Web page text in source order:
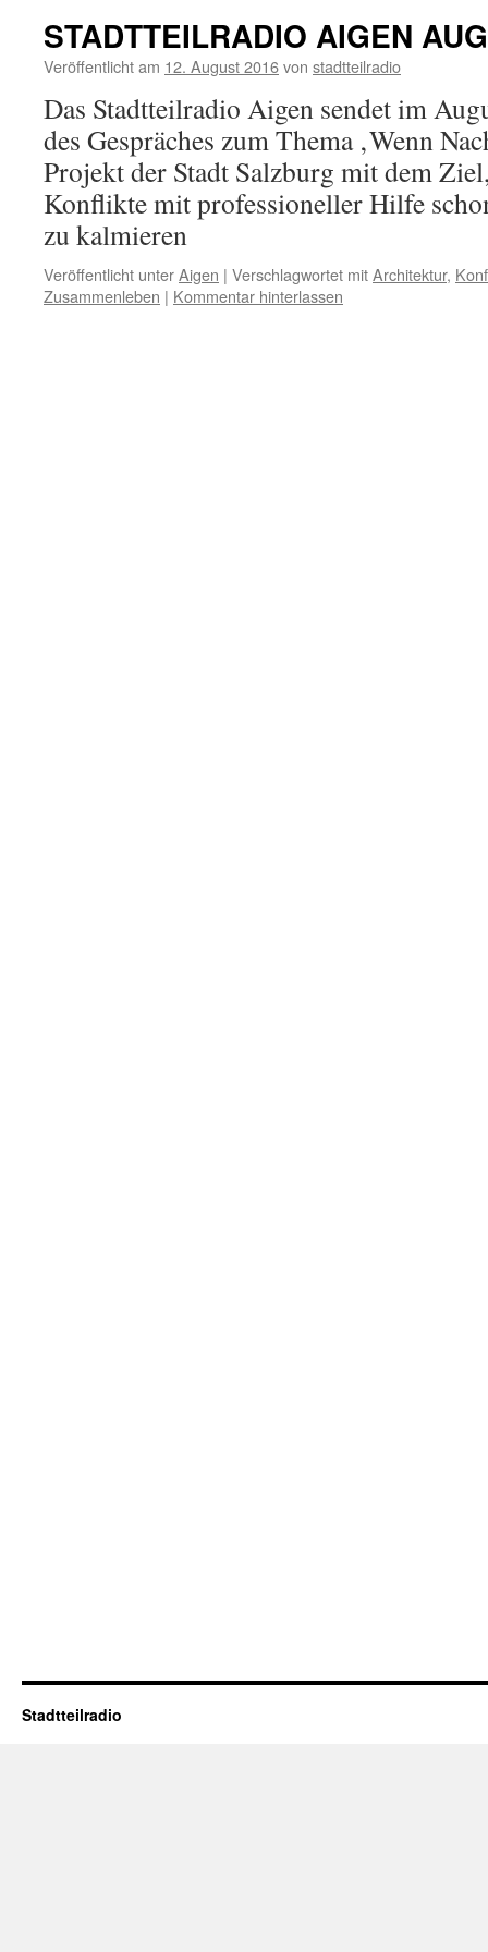
STADTTEILRADIO AIGEN
Veröffentlicht am 12. August 2016von stadtteilradio
Das Stadtteilradio Aigen sendet im
des Gespräches zum Thema ‚Wenn
Projekt der Stadt Salzburg mit dem
Konflikte mit professioneller Hilfe
zu kalmieren
Veröffentlicht unterAigen | Verschlagwortet mitArchitektur,
Zusammenleben | Kommentar hinterlassen
Stadtteilradio